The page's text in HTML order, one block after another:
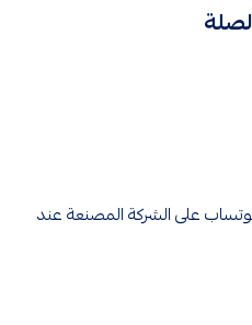
على الشركة المصنعة عند